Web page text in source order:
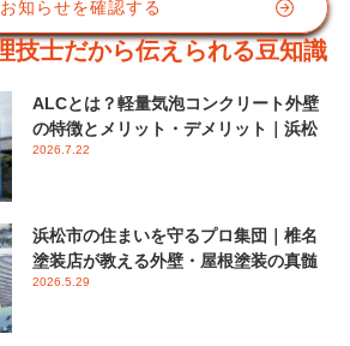
お知らせを確認する
技士だから伝えられる豆知識
ALCとは？軽量気泡コンクリート外壁
の特徴とメリット・デメリット｜浜松
市 椎名塗装店
2026.7.22
浜松市の住まいを守るプロ集団｜椎名
塗装店が教える外壁・屋根塗装の真髄
と失敗しない業者選び
2026.5.29